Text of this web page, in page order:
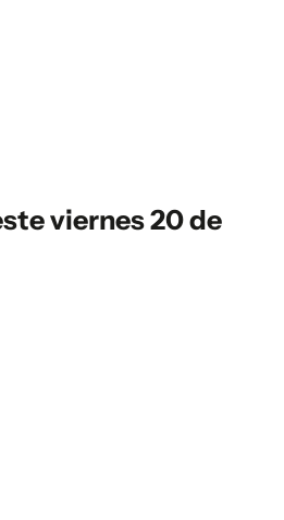
viernes 20 de